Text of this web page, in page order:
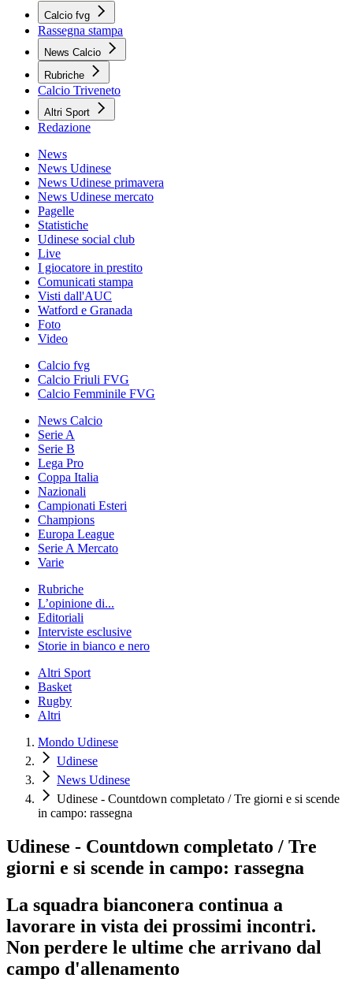
Calcio fvg
Rassegna stampa
News Calcio
Rubriche
Calcio Triveneto
Altri Sport
Redazione
News
News Udinese
News Udinese primavera
News Udinese mercato
Pagelle
Statistiche
Udinese social club
Live
I giocatore in prestito
Comunicati stampa
Visti dall'AUC
Watford e Granada
Foto
Video
Calcio fvg
Calcio Friuli FVG
Calcio Femminile FVG
News Calcio
Serie A
Serie B
Lega Pro
Coppa Italia
Nazionali
Campionati Esteri
Champions
Europa League
Serie A Mercato
Varie
Rubriche
L’opinione di...
Editoriali
Interviste esclusive
Storie in bianco e nero
Altri Sport
Basket
Rugby
Altri
Mondo Udinese
Udinese
News Udinese
Udinese - Countdown completato / Tre giorni e si scende
in campo: rassegna
Udinese - Countdown completato / Tre
giorni e si scende in campo: rassegna
La squadra bianconera continua a
lavorare in vista dei prossimi incontri.
Non perdere le ultime che arrivano dal
campo d'allenamento